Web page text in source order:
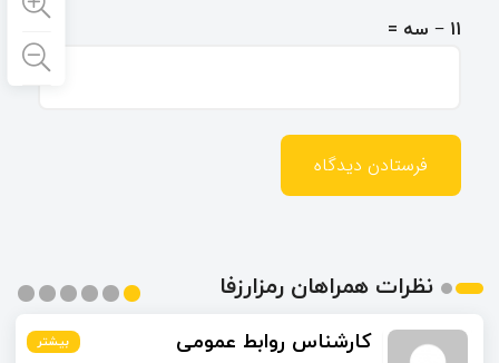
11 − سه =
نظرات همراهان رمزارزفا
بیشتر اسماعیل زاده بیشتر
بیشتر
بیشتر
بیشتر
بیشتر